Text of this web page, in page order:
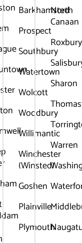
Barkhamsted
Prospect
Southbury
Watertown
Wolcott
Woodbury
Willimantic
Winchester
(Winsted)
Goshen
Plainville
Plymouth
North
Canaan
Roxbury
Sharon
Warren